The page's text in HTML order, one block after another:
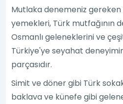
Mutlaka denemeniz gereken
yemekleri, Türk mutfağının
Osmanlı geleneklerini ve
Türkiye'ye seyahat
parçasıdır.
Simit ve döner gibi Türk
baklava ve künefe gibi